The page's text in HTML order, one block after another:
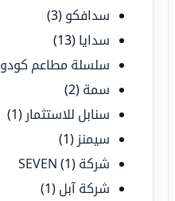
سدافكو (3)
سدايا (13)
سلسلة مطاعم كودو
سمة (2)
سنابل للاستثمار (1)
سيمنز (1)
شركة SEVEN (1)
شركة آبل (1)